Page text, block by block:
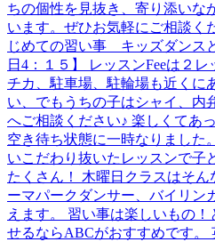
ちの個性を見抜き、寄り添いな
います。ぜひお気軽にご相談く
じめての習い事 キッズダンス
日4：１５】 レッスンFeeは２
チカ、駐車場、駐輪場も近くに
い、でもうちの子はシャイ、内
へご相談ください♪ 楽しくてあ
空き待ち状態に一時なりました
いこだわり抜いたレッスンで子
たくさん！ 木曜日クラスはそ
ーマパークダンサー、バイリン
えます。 習い事は楽しいもの
せるならABCがおすすめです。